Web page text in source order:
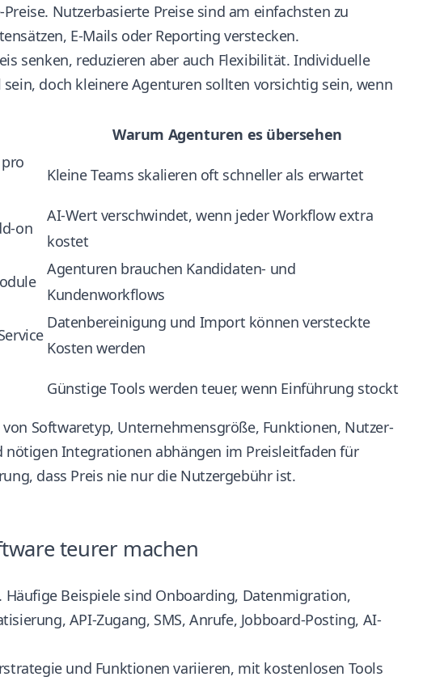
Nutzerbasierte Preise sind am einfachsten zu
E-Mails oder Reporting verstecken.
senken, reduzieren aber auch Flexibilität. Individuelle
doch kleinere Agenturen sollten vorsichtig sein, wenn
Warum Agenturen es übersehen
Kleine Teams skalieren oft schneller als erwartet
on
AI-Wert verschwindet, wenn jeder Workflow extra
kostet
Agenturen brauchen Kandidaten- und
Kundenworkflows
Datenbereinigung und Import können versteckte
Kosten werden
Günstige Tools werden teuer, wenn Einführung stockt
Softwaretyp, Unternehmensgröße, Funktionen, Nutzer-
nötigen Integrationen abhängen im Preisleitfaden für
dass Preis nie nur die Nutzergebühr ist.
teurer machen
Beispiele sind Onboarding, Datenmigration,
API-Zugang, SMS, Anrufe, Jobboard-Posting, AI-
und Funktionen variieren, mit kostenlosen Tools